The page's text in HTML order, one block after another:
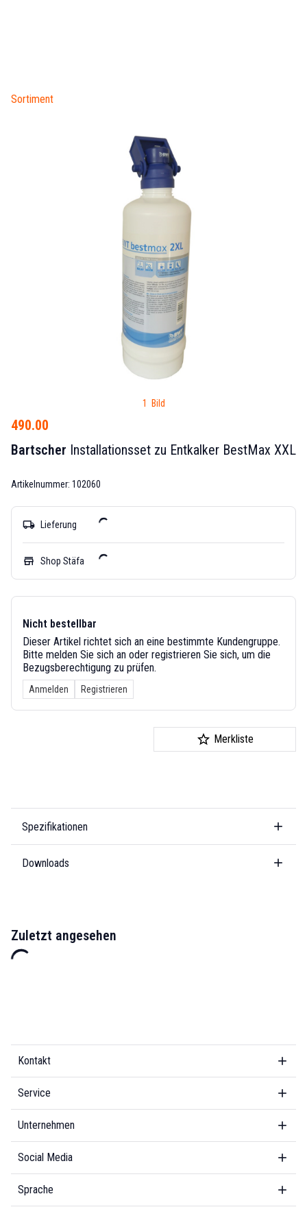
Sortiment
1 Bild
490.00
Bartscher Installationsset zu Entkalker BestMax XXL
Artikelnummer: 102060
local_shipping Lieferung
store Shop Stäfa
Nicht bestellbar
Dieser Artikel richtet sich an eine bestimmte Kundengruppe.
Bitte melden Sie sich an oder registrieren Sie sich, um die
Bezugsberechtigung zu prüfen.
Anmelden Registrieren
Merkliste
Spezifikationen
Downloads
Zuletzt angesehen
Kontakt
Service
Unternehmen
Social Media
Sprache